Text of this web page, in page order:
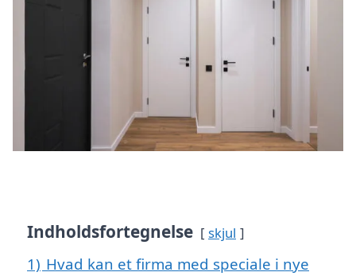
Indholdsfortegnelse skjul
1) Hvad kan et firma med speciale i nye